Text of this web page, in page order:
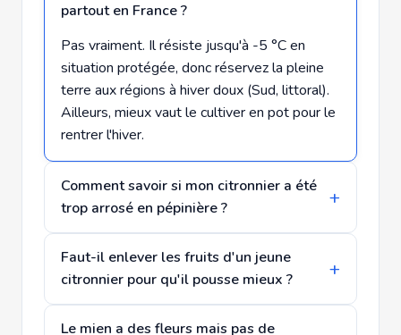
partout en France ?
Pas vraiment. Il résiste jusqu'à -5 °C en
situation protégée, donc réservez la pleine
terre aux régions à hiver doux (Sud, littoral).
Ailleurs, mieux vaut le cultiver en pot pour le
rentrer l'hiver.
Comment savoir si mon citronnier a été
trop arrosé en pépinière ?
Faut-il enlever les fruits d'un jeune
citronnier pour qu'il pousse mieux ?
Le mien a des fleurs mais pas de